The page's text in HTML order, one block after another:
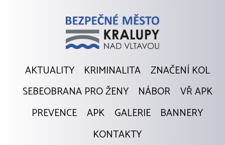
AKTUALITY KRIMINALITA
ZNAČENÍ KOL
SEBEOBRANA PRO ŽENY
NÁBOR
VŘ APK
PREVENCE
APK GALERIE
BANNERY
KONTAKTY